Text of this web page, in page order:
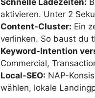
aktivieren. Unter 2
Content-Cluster: Ein
verlinken. So baust du
Keyword-Intention
Commercial,
Local-SEO: NAP-
wählen, lokale